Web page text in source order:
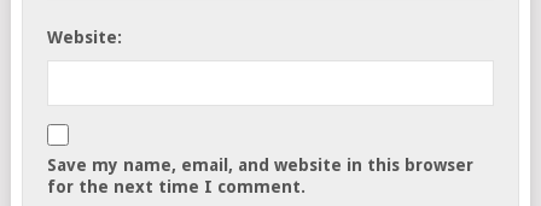
Website:
Save my name, email, and website in this browser
for the next time I comment.